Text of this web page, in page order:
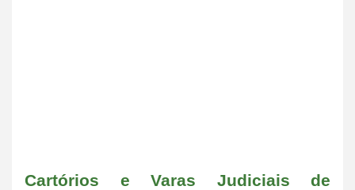
Cartórios e Varas Judiciais de